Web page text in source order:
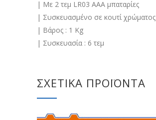
| Με 2 τεμ LR03 AAA μπαταρίες
| Συσκευασμένο σε κουτί χρώματος
| Βάρος : 1 Kg
| Συσκευασία : 6 τεμ
ΣΧΕΤΙΚΆ ΠΡΟΪΌΝΤΑ